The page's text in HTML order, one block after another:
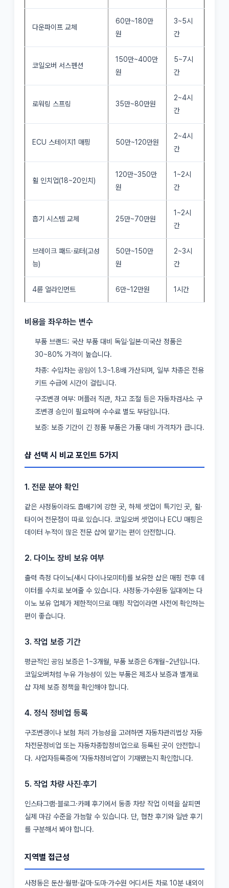
다운파이프 교체
60만~180만
원
3~5시
간
코일오버 서스펜션
150만~400만
원
5~7시
간
로워링 스프링 35만~80만원
2~4시
간
ECU 스테이지1 매핑 50만~120만원
2~4시
간
휠 인치업(18~20인치)
120만~350만
원
1~2시
간
흡기 시스템 교체 25만~70만원
1~2시
간
브레이크 패드·로터(고성
능)
50만~150만
원
2~3시
간
4륜 얼라인먼트 6만~12만원 1시간
비용을 좌우하는 변수
부품 브랜드: 국산 부품 대비 독일·일본·미국산 정품은
30~80% 가격이 높습니다.
차종: 수입차는 공임이 1.3~1.8배 가산되며, 일부 차종은 전용
키트 수급에 시간이 걸립니다.
구조변경 여부: 머플러 직관, 차고 조절 등은 자동차검사소 구
조변경 승인이 필요하며 수수료 별도 부담입니다.
보증: 보증 기간이 긴 정품 부품은 가품 대비 가격차가 큽니다.
샵 선택 시 비교 포인트 5가지
1. 전문 분야 확인
같은 사정동이라도 흡배기에 강한 곳, 하체 셋업이 특기인 곳, 휠·
타이어 전문점이 따로 있습니다. 코일오버 셋업이나 ECU 매핑은
데이터 누적이 많은 전문 샵에 맡기는 편이 안전합니다.
2. 다이노 장비 보유 여부
출력 측정 다이노(섀시 다이나모미터)를 보유한 샵은 매핑 전후 데
이터를 수치로 보여줄 수 있습니다. 사정동·가수원동 일대에는 다
이노 보유 업체가 제한적이므로 매핑 작업이라면 사전에 확인하는
편이 좋습니다.
3. 작업 보증 기간
평균적인 공임 보증은 1~3개월, 부품 보증은 6개월~2년입니다.
코일오버처럼 누유 가능성이 있는 부품은 제조사 보증과 별개로
샵 자체 보증 정책을 확인해야 합니다.
4. 정식 정비업 등록
구조변경이나 보험 처리 가능성을 고려하면 자동차관리법상 자동
차전문정비업 또는 자동차종합정비업으로 등록된 곳이 안전합니
다. 사업자등록증에 ‘자동차정비업’이 기재됐는지 확인합니다.
5. 작업 차량 사진·후기
인스타그램·블로그·카페 후기에서 동종 차량 작업 이력을 살피면
실제 마감 수준을 가늠할 수 있습니다. 단, 협찬 후기와 일반 후기
를 구분해서 봐야 합니다.
지역별 접근성
사정동은 둔산·월평·갈마·도마·가수원 어디서든 차로 10분 내외이